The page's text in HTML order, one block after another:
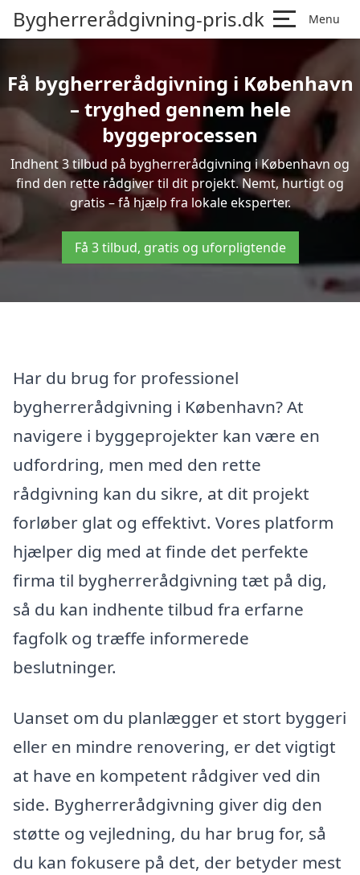
Bygherrerådgivning-pris.dk Menu
Få bygherrerådgivning i København
– tryghed gennem hele
byggeprocessen
Indhent 3 tilbud på bygherrerådgivning i København og
find den rette rådgiver til dit projekt. Nemt, hurtigt og
gratis – få hjælp fra lokale eksperter.
Få 3 tilbud, gratis og uforpligtende
Har du brug for professionel
bygherrerådgivning i København? At
navigere i byggeprojekter kan være en
udfordring, men med den rette
rådgivning kan du sikre, at dit projekt
forløber glat og effektivt. Vores platform
hjælper dig med at finde det perfekte
firma til bygherrerådgivning tæt på dig,
så du kan indhente tilbud fra erfarne
fagfolk og træffe informerede
beslutninger.
Uanset om du planlægger et stort byggeri
eller en mindre renovering, er det vigtigt
at have en kompetent rådgiver ved din
side. Bygherrerådgivning giver dig den
støtte og vejledning, du har brug for, så
du kan fokusere på det, der betyder mest